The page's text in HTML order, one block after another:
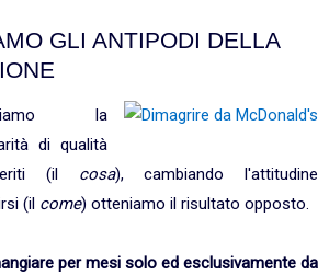
GLI ANTIPODI DELLA
la
di qualità
(il cosa), cambiando l'attitudine
(il come) otteniamo il risultato opposto.
per mesi solo ed esclusivamente da